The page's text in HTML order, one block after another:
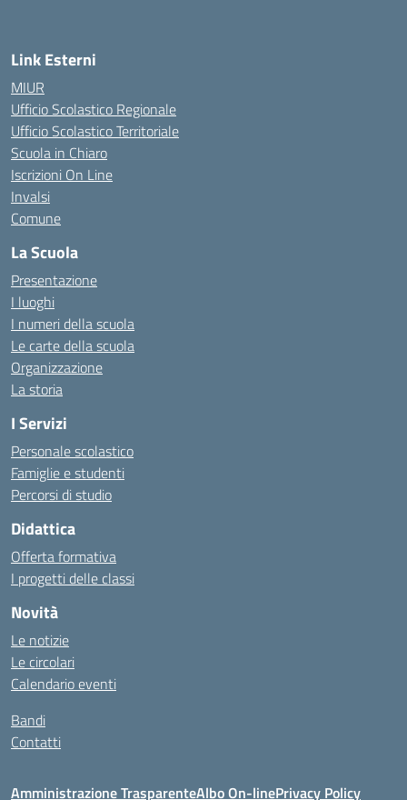
Link Esterni
MIUR
Ufficio Scolastico Regionale
Ufficio Scolastico Territoriale
Scuola in Chiaro
Iscrizioni On Line
Invalsi
Comune
La Scuola
Presentazione
I luoghi
I numeri della scuola
Le carte della scuola
Organizzazione
La storia
I Servizi
Personale scolastico
Famiglie e studenti
Percorsi di studio
Didattica
Offerta formativa
I progetti delle classi
Novità
Le notizie
Le circolari
Calendario eventi
Bandi
Contatti
Amministrazione TrasparenteAlbo On-linePrivacy Policy